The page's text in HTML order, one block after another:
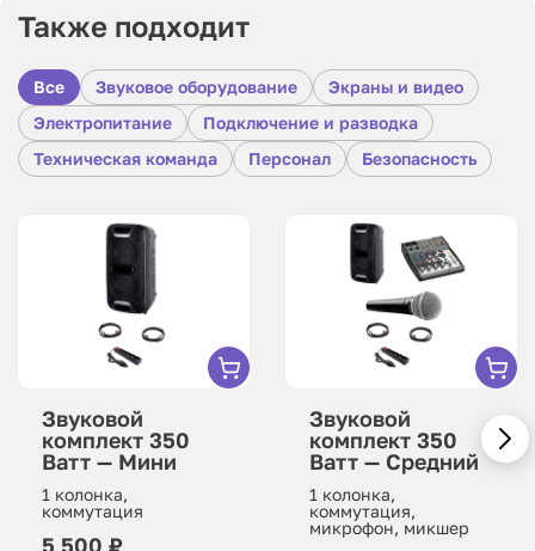
Также подходит
Все Звуковое оборудование
Экраны и видео
Электропитание
Подключение и разводка
Техническая команда
Персонал Безопасность
Звуковой
комплект 350
Ватт — Мини
1 колонка,
коммутация
5 500 ₽
Звуковой
комплект 350
Ватт — Средний
1 колонка,
коммутация,
микрофон, микшер